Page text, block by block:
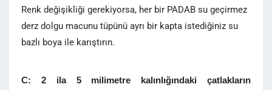
Renk değişikliği gerekiyorsa, her bir PADAB su geçirmez
derz dolgu macunu tüpünü ayrı bir kapta istediğiniz su
bazlı boya ile karıştırın.
C: 2 ila 5 milimetre kalınlığındaki çatlakların